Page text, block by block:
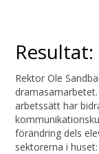
Resultat:
Rektor Ole
arbetssätt har
förändring dels
sektorerna i huset: